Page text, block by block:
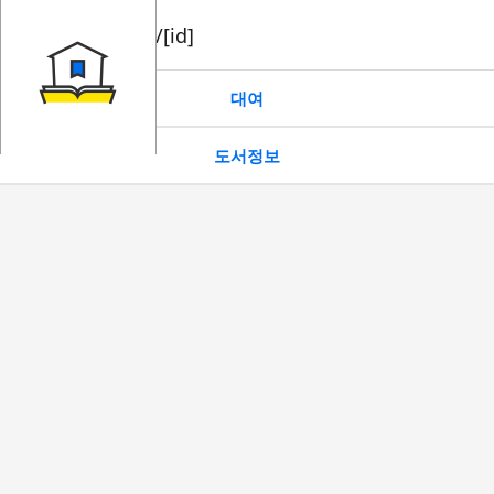
book/rent/[id]
대여
도서정보